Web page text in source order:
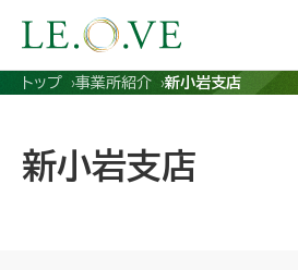
トップ 事業所紹介 新小岩支店
新小岩支店